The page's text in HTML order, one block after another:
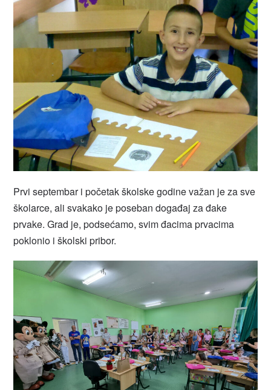
Prvi septembar i početak školske godine važan je za sve
školarce, ali svakako je poseban događaj za đake
prvake. Grad je, podsećamo, svim đacima prvacima
poklonio i školski pribor.